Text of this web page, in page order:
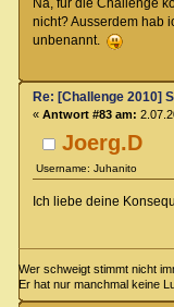
Na, für die Challenge
nicht? Ausserdem hab
unbenannt.
Joerg.D
Username: Juhanito
Re: [Challenge 2010]
« Antwort #83 am:
Ich liebe deine
Wer schweigt stimmt nicht
Er hat nur manchmal keine